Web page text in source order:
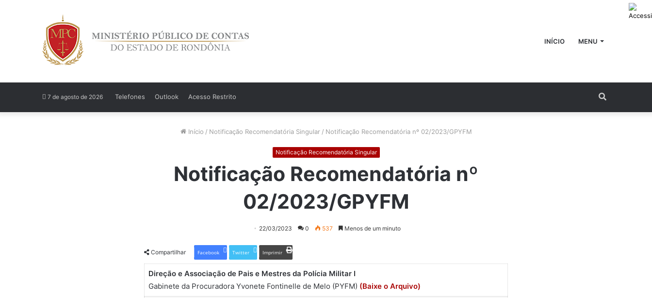
INÍCIO MENU
7 de agosto de 2026 Telefones Outlook Acesso Restrito
Início / Notificação Recomendatória Singular / Notificação Recomendatória nº 02/2023/GPYFM
Notificação Recomendatória Singular
Notificação Recomendatória nº
02/2023/GPYFM
22/03/2023 0 537 Menos de um minuto
Compartilhar Facebook Twitter Imprimir
Direção e Associação de Pais e Mestres da Polícia Militar I
Gabinete da Procuradora Yvonete Fontinelle de Melo (PYFM) (Baixe o Arquivo)